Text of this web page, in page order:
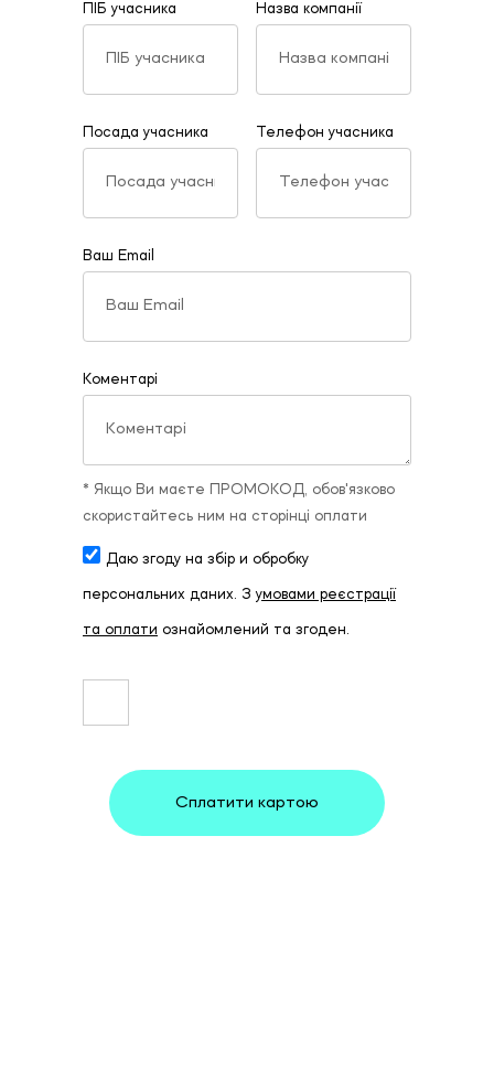
ПІБ учасника Назва компанії
Посада учасника Телефон учасника
Ваш Email
Коментарі
* Якщо Ви маєте ПРОМОКОД, обов'язково
скористайтесь ним на сторінці оплати
Даю згоду на збір и обробку
персональних даних. Зумовами реєстрації
та оплати ознайомлений та згоден.
Сплатити картою